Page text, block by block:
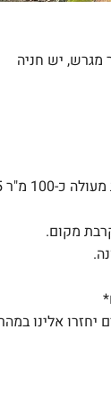
יש
מקום.
אלינו